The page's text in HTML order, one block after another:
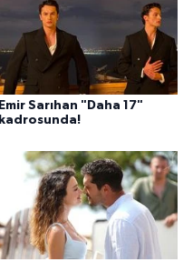
Emir Sarıhan "Daha 17"
kadrosunda!